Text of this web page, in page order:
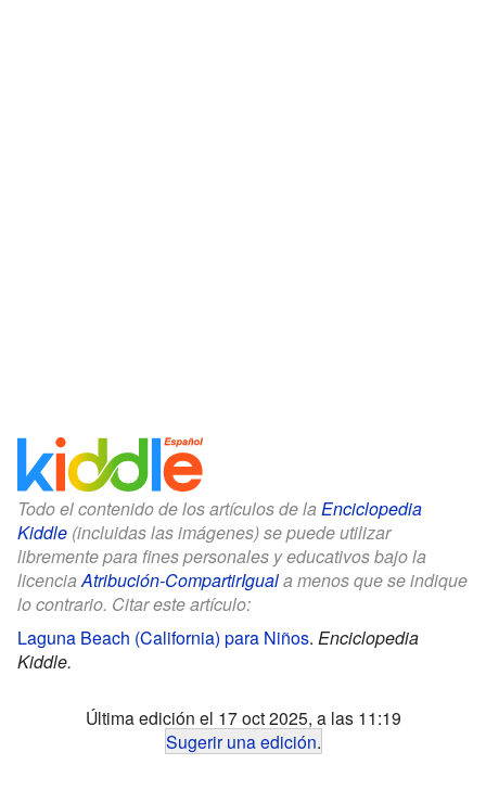
Todo el contenido de los artículos de la Enciclopedia
Kiddle (incluidas las imágenes) se puede utilizar
libremente para fines personales y educativos bajo la
licencia Atribución-CompartirIguala menos que se indique
lo contrario. Citar este artículo:
Laguna Beach (California) para Niños. Enciclopedia
Kiddle.
Última edición el 17 oct 2025, a las 11:19
Sugerir una edición.